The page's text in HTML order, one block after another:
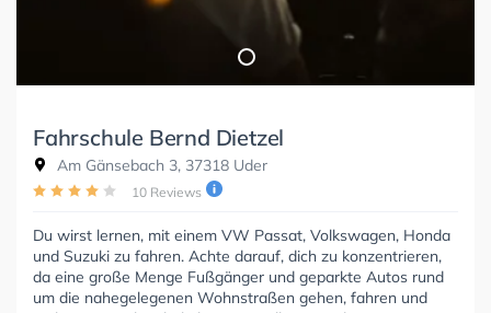
Fahrschule Bernd Dietzel
Am Gänsebach 3, 37318 Uder
10 Reviews
Du wirst lernen, mit einem VW Passat, Volkswagen, Honda
und Suzuki zu fahren. Achte darauf, dich zu konzentrieren,
da eine große Menge Fußgänger und geparkte Autos rund
um die nahegelegenen Wohnstraßen gehen, fahren und